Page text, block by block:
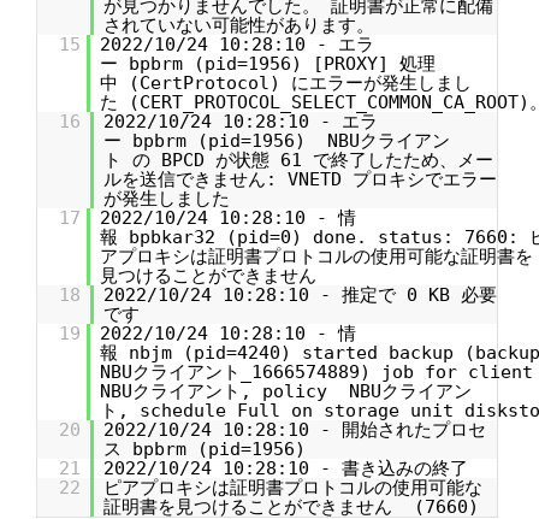
が見つかりませんでした。 証明書が正常に配備
されていない可能性があります。
15
2022/10/24 10:28:10 - エラ
ー bpbrm (pid=1956) [PROXY] 処理
中 (CertProtocol) にエラーが発生しまし
た (CERT_PROTOCOL_SELECT_COMMON_CA_ROOT)
16
2022/10/24 10:28:10 - エラ
ー bpbrm (pid=1956) NBUクライアン
ト の BPCD が状態 61 で終了したため、メー
ルを送信できません: VNETD プロキシでエラー
が発生しました
17
2022/10/24 10:28:10 - 情
報 bpbkar32 (pid=0) done. status: 7660:
アプロキシは証明書プロトコルの使用可能な証明書を
見つけることができません
18
2022/10/24 10:28:10 - 推定で 0 KB 必要
です
19
2022/10/24 10:28:10 - 情
報 nbjm (pid=4240) started backup
NBUクライアント_1666574889) job for
NBUクライアント, policy NBUクライアン
ト, schedule Full on storage unit
20
2022/10/24 10:28:10 - 開始されたプロセ
ス bpbrm (pid=1956)
21
2022/10/24 10:28:10 - 書き込みの終了
22
ピアプロキシは証明書プロトコルの使用可能な
証明書を見つけることができません (7660)